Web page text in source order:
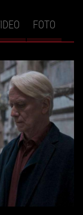
FOTO